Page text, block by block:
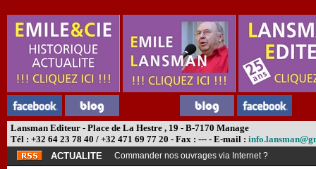
Lansman Editeur - Place de La Hestre , 19 - B-7170 Manage
Tél : +32 64 23 78 40 / +32 471 69 77 20 - Fax : --- - E-mail :
ACTUALITE
Commander nos ouvrages via Internet ?